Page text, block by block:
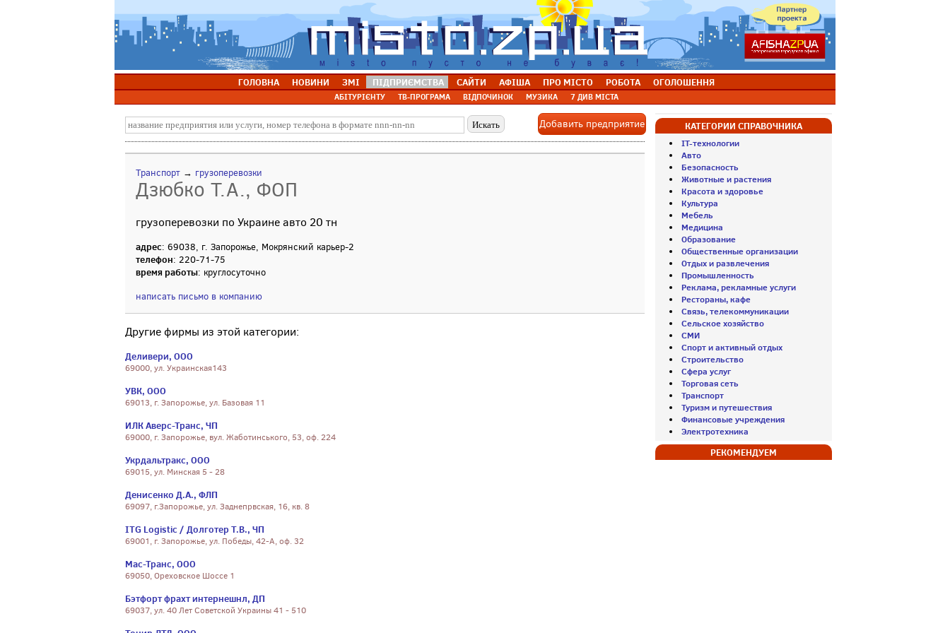
ГОЛОВНА НОВИНИ ЗМІ ПІДПРИЄМСТВА САЙТИ АФІША ПРО МІСТО РОБОТА ОГОЛОШЕННЯ
АБІТУРІЄНТУ ТВ-ПРОГРАМА ВІДПОЧИНОК МУЗИКА 7 ДИВ МІСТА
Добавить предприятие
Транспорт → грузоперевозки
Дзюбко Т.А., ФОП
грузоперевозки по Украине авто 20 тн
адрес: 69038, г. Запорожье, Мокрянский карьер-2
телефон: 220-71-75
время работы: круглосуточно
написать письмо в компанию
Другие фирмы из этой категории:
Деливери, ООО
69000, ул. Украинская143
УВК, ООО
69013, г. Запорожье, ул. Базовая 11
ИЛК Аверс-Транс, ЧП
69000, г. Запорожье, вул. Жаботинського, 53, оф. 224
Укрдальтракс, ООО
69015, ул. Минская 5 - 28
Денисенко Д.А., ФЛП
69097, г.Запорожье, ул. Заднепрвская, 16, кв. 8
ITG Logistic / Долготер Т.В., ЧП
69001, г. Запорожье, ул. Победы, 42-А, оф. 32
Мас-Транс, ООО
69050, Ореховское Шоссе 1
Бэтфорт фрахт интернешнл, ДП
69037, ул. 40 Лет Советской Украины 41 - 510
КАТЕГОРИИ СПРАВОЧНИКА
IT-технологии
Авто
Безопасность
Животные и растения
Красота и здоровье
Культура
Мебель
Медицина
Образование
Общественные организации
Отдых и развлечения
Промышленность
Реклама, рекламные услуги
Рестораны, кафе
Связь, телекоммуникации
Сельское хозяйство
СМИ
Спорт и активный отдых
Строительство
Сфера услуг
Торговая сеть
Транспорт
Туризм и путешествия
Финансовые учреждения
Электротехника
РЕКОМЕНДУЕМ